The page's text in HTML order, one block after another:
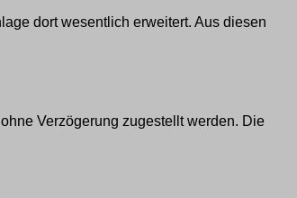
dort wesentlich erweitert. Aus diesen
Verzögerung zugestellt werden. Die